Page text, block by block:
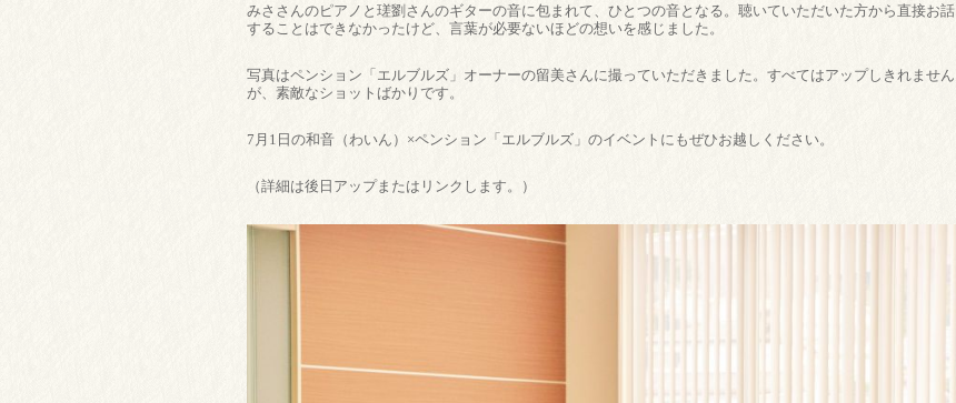
みささんのピアノと瑳劉さんのギターの音に包まれて、ひとつの音となる。聴いていただいた方から直接お話
することはできなかったけど、言葉が必要ないほどの想いを感じました。
写真はペンション「エルブルズ」オーナーの留美さんに撮っていただきました。すべてはアップしきれません
が、素敵なショットばかりです。
7月1日の和音（わいん）×ペンション「エルブルズ」のイベントにもぜひお越しください。
（詳細は後日アップまたはリンクします。）